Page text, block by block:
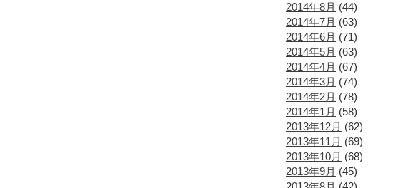
2014年8月 (44)
2014年7月 (63)
2014年6月 (71)
2014年5月 (63)
2014年4月 (67)
2014年3月 (74)
2014年2月 (78)
2014年1月 (58)
2013年12月 (62)
2013年11月 (69)
2013年10月 (68)
2013年9月 (45)